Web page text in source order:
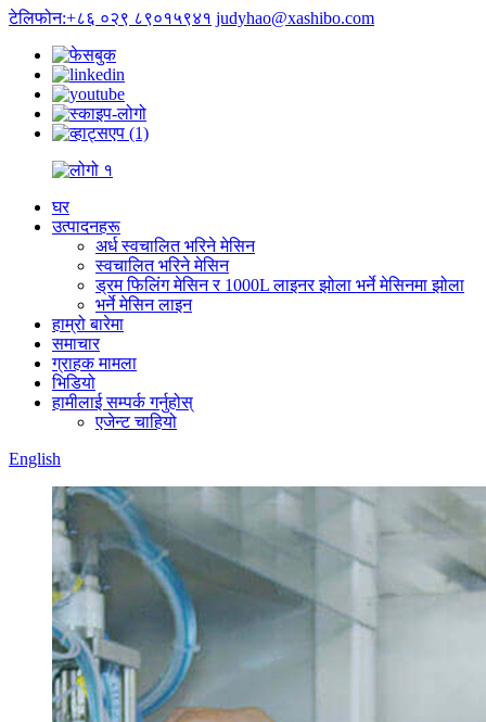
टेलिफोन:+८६ ०२९ ८९०१५९४१ judyhao@xashibo.com
घर
उत्पादनहरू
अर्ध स्वचालित भरिने मेसिन
स्वचालित भरिने मेसिन
ड्रम फिलिंग मेसिन र 1000L लाइनर झोला भर्ने मेसिनमा झोला
भर्ने मेसिन लाइन
हाम्रो बारेमा
समाचार
ग्राहक मामला
भिडियो
हामीलाई सम्पर्क गर्नुहोस्
एजेन्ट चाहियो
English